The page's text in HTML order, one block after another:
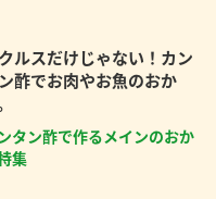
ルスだけじゃない！カン
酢でお肉やお魚のおか
タン酢で作るメインのおか
集